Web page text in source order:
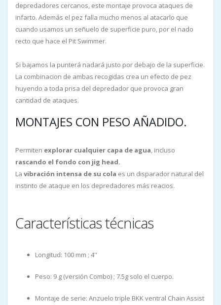
depredadores cercanos, este montaje provoca ataques de
infarto. Además el pez falla mucho menos al atacarlo que
cuando usamos un señuelo de superficie puro, por el nado
recto que hace el Pit Swimmer.
Si bajamos la punterá nadará justo por debajo de la superficie.
La combinacion de ambas recogidas crea un efecto de pez
huyendo a toda prisa del depredador que provoca gran
cantidad de ataques.
MONTAJES CON PESO AÑADIDO.
Permiten explorar cualquier capa de agua, incluso
rascando el fondo con jig head.
La vibración intensa de su cola es un disparador natural del
instinto de ataque en los depredadores más reacios.
Características técnicas
Longitud: 100 mm ; 4''
Peso: 9 g (versión Combo) ; 7.5g solo el cuerpo.
Montaje de serie: Anzuelo triple BKK ventral Chain Assist